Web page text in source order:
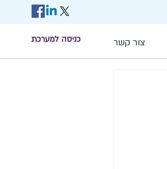
צור קשר כניסה למערכת